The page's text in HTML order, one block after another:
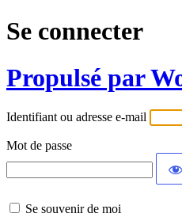
Se connecter
Propulsé par
Identifiant ou adresse e-mail
Mot de passe
Se souvenir de moi